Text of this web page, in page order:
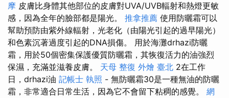
摩 皮膚比身體其他部位的皮膚對UVA/UVB輻射和熱燈更敏
感，因為全年的臉部都是陽光。 推拿推薦 使用防曬霜可以
幫助預防由紫外線輻射，光老化（由陽光引起的過早陽光）
和色素沉著過度引起的DNA損傷。 用於海灘drhazi防曬
霜，用於50個密集保護優質防曬霜，其恢復活力的油強烈
保濕，充滿並滋養皮膚。 天母 整復 外燴 臺北 2在工作
日，drhazi油 記帳士 執照 - 無防曬霜30是一種無油的防曬
霜，非常適合日常生活，因為它不會留下粘稠的感覺。 網